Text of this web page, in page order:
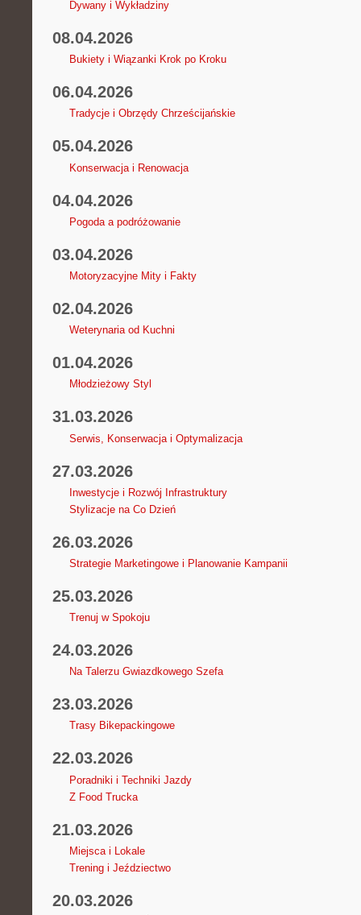
Dywany i Wykładziny
08.04.2026
Bukiety i Wiązanki Krok po Kroku
06.04.2026
Tradycje i Obrzędy Chrześcijańskie
05.04.2026
Konserwacja i Renowacja
04.04.2026
Pogoda a podróżowanie
03.04.2026
Motoryzacyjne Mity i Fakty
02.04.2026
Weterynaria od Kuchni
01.04.2026
Młodzieżowy Styl
31.03.2026
Serwis, Konserwacja i Optymalizacja
27.03.2026
Inwestycje i Rozwój Infrastruktury
Stylizacje na Co Dzień
26.03.2026
Strategie Marketingowe i Planowanie Kampanii
25.03.2026
Trenuj w Spokoju
24.03.2026
Na Talerzu Gwiazdkowego Szefa
23.03.2026
Trasy Bikepackingowe
22.03.2026
Poradniki i Techniki Jazdy
Z Food Trucka
21.03.2026
Miejsca i Lokale
Trening i Jeździectwo
20.03.2026